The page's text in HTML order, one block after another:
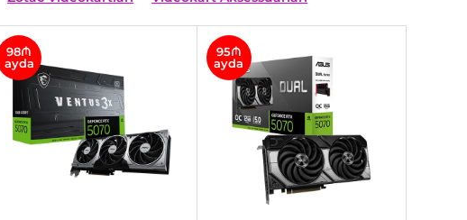
98₼
ayda
95₼
ayda